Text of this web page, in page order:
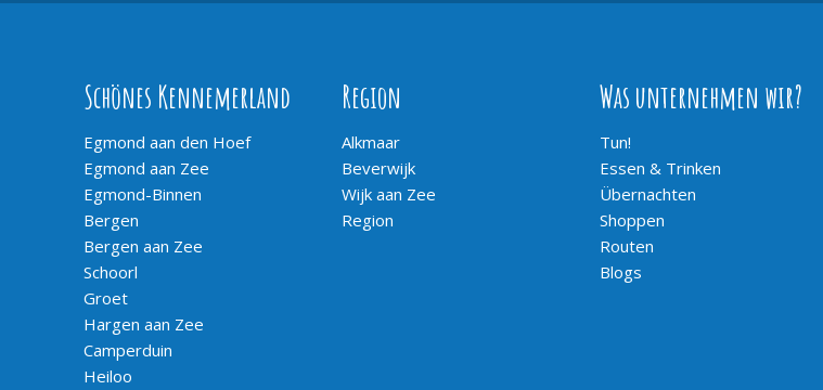
Schönes Kennemerland
Egmond aan den Hoef
Egmond aan Zee
Egmond-Binnen
Bergen
Bergen aan Zee
Schoorl
Groet
Hargen aan Zee
Camperduin
Heiloo
Region
Alkmaar
Beverwijk
Wijk aan Zee
Region
Was unternehmen wir?
Tun!
Essen & Trinken
Übernachten
Shoppen
Routen
Blogs